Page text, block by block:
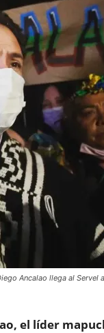
Ancalao llega al Servel
el líder